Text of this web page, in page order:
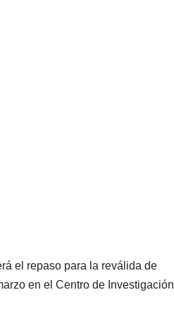
el repaso para la reválida de
en el Centro de Investigación